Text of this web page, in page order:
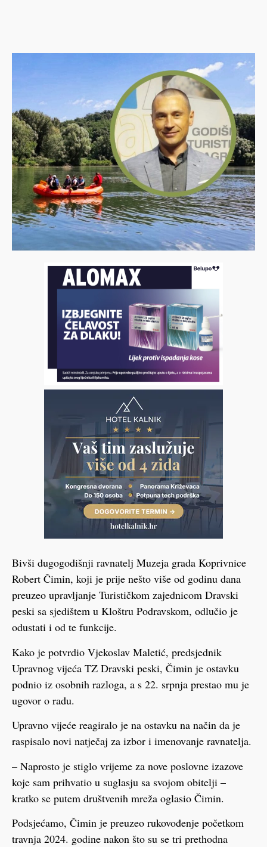
Bivši dugogodišnji ravnatelj Muzeja grada Koprivnice
Robert Čimin, koji je prije nešto više od godinu dana
preuzeo upravljanje Turističkom zajednicom Dravski
peski sa sjedištem u Kloštru Podravskom, odlučio je
odustati i od te funkcije.
Kako je potvrdio Vjekoslav Maletić, predsjednik
Upravnog vijeća TZ Dravski peski, Čimin je ostavku
podnio iz osobnih razloga, a s 22. srpnja prestao mu je
ugovor o radu.
Upravno vijeće reagiralo je na ostavku na način da je
raspisalo novi natječaj za izbor i imenovanje ravnatelja.
– Naprosto je stiglo vrijeme za nove poslovne izazove
koje sam prihvatio u suglasju sa svojom obitelji –
kratko se putem društvenih mreža oglasio Čimin.
Podsjećamo, Čimin je preuzeo rukovođenje početkom
travnja 2024. godine nakon što su se tri prethodna